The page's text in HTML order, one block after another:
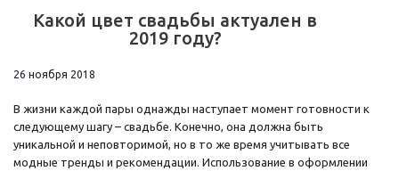
Какой цвет свадьбы актуален в
2019 году?
26 ноября 2018
В жизни каждой пары однажды наступает момент готовности к
следующему шагу – свадьбе. Конечно, она должна быть
уникальной и неповторимой, но в то же время учитывать все
модные тренды и рекомендации. Использование в оформлении